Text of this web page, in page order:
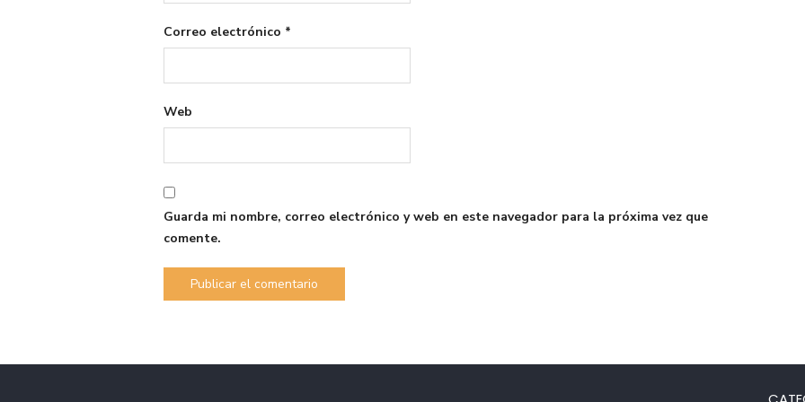
Correo electrónico *
Web
Guarda mi nombre, correo electrónico y web en este navegador para la próxima vez que
comente.